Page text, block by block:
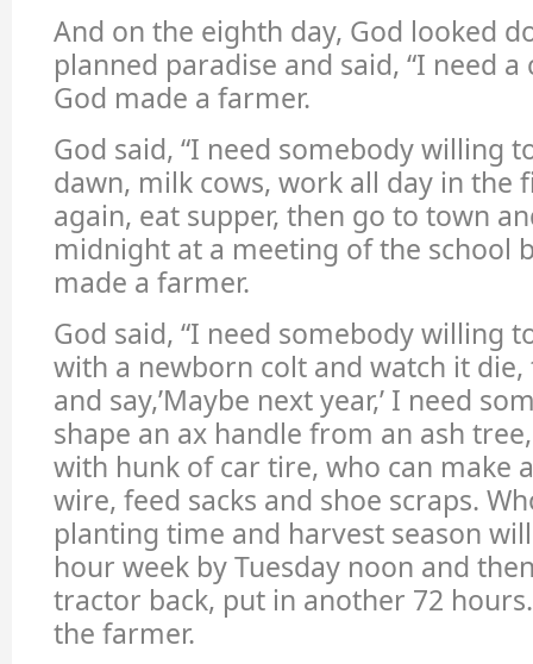
And on the eighth day, God looked
planned paradise and said, “I need a
God made a farmer.
God said, “I need somebody willing
dawn, milk cows, work all day in the
again, eat supper, then go to town
midnight at a meeting of the school
made a farmer.
God said, “I need somebody willing
with a newborn colt and watch it die,
and say,’Maybe next year,’ I need
shape an ax handle from an ash
with hunk of car tire, who can make
wire, feed sacks and shoe scraps.
planting time and harvest season
hour week by Tuesday noon and
tractor back, put in another 72
the farmer.